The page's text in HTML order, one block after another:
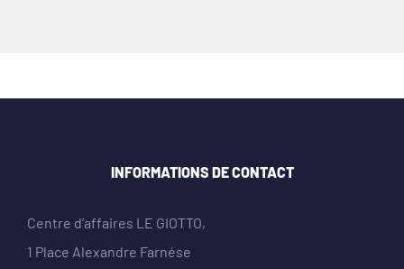
INFORMATIONS DE CONTACT
Centre d’affaires LE GIOTTO,
1 Place Alexandre Farnése